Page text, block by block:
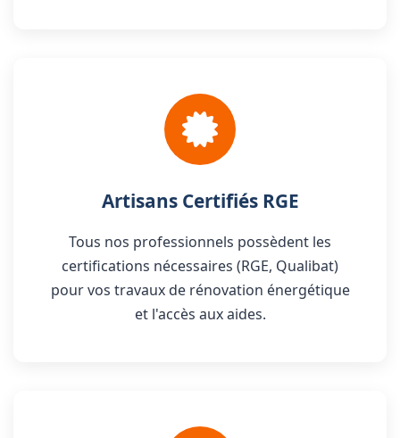
Artisans Certifiés RGE
Tous nos professionnels possèdent les
certifications nécessaires (RGE, Qualibat)
pour vos travaux de rénovation énergétique
et l'accès aux aides.